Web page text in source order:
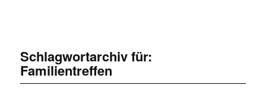
Schlagwortarchiv für:
Familientreffen